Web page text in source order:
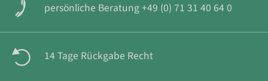
persönliche Beratung +49 (0) 71 31 40 64 0
14 Tage Rückgabe Recht